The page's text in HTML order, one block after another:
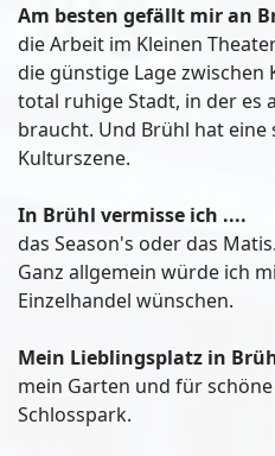
Am besten gefällt mir an
die Arbeit im Kleinen
die günstige Lage zwischen
total ruhige Stadt, in der es
braucht. Und Brühl hat eine
Kulturszene.
In Brühl vermisse ich ....
das Season's oder das
Ganz allgemein würde ich
Einzelhandel wünschen.
Mein Lieblingsplatz in
mein Garten und für
Schlosspark.